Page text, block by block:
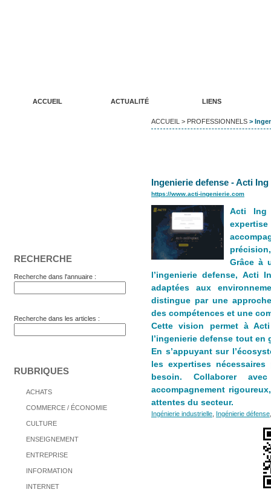
ACCUEIL ACTUALITÉ LIENS
RECHERCHE
Recherche dans l'annuaire :
Recherche dans les articles :
RUBRIQUES
ACHATS
COMMERCE / ÉCONOMIE
CULTURE
ENSEIGNEMENT
ENTREPRISE
INFORMATION
INTERNET
ACCUEIL > PROFESSIONNELS >
Ingenierie defense - Acti Ing
https://www.acti-ingenierie.com
Acti Ing
Grâce à
l’ingenierie defense, Acti
adaptées aux
distingue par une
des compétences et une
Cette vision permet à
l’ingenierie defense tout en
En s’appuyant sur
les expertises
besoin. Collaborer
accompagnement
attentes du secteur.
Ingénierie industrielle Ingénierie défense